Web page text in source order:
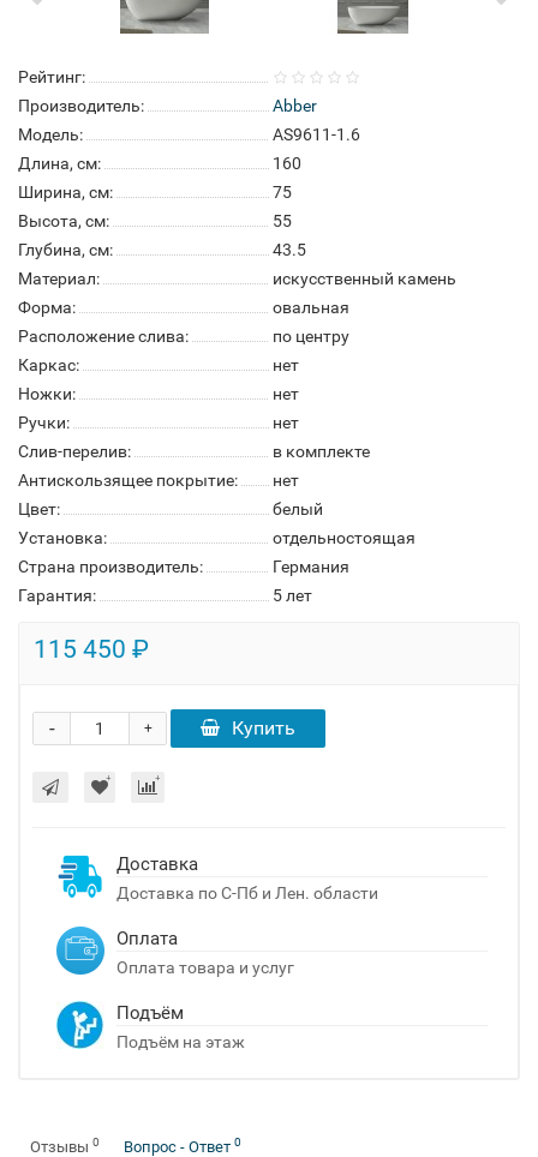
Рейтинг:
Производитель:
Abber
Модель:
AS9611-1.6
Длина, см:
160
Ширина, см:
75
Высота, см:
55
Глубина, см:
43.5
Материал:
искусственный камень
Форма:
овальная
Расположение слива:
по центру
Каркас:
нет
Ножки:
нет
Ручки:
нет
Слив-перелив:
в комплекте
Антискользящее покрытие:
нет
Цвет:
белый
Установка:
отдельностоящая
Страна производитель:
Германия
Гарантия:
5 лет
115 450 ₽
+
- Купить
Доставка
Доставка по С-Пб и Лен. области
Оплата
Оплата товара и услуг
Подъём
Подъём на этаж
Отзывы 0 Вопрос - Ответ 0